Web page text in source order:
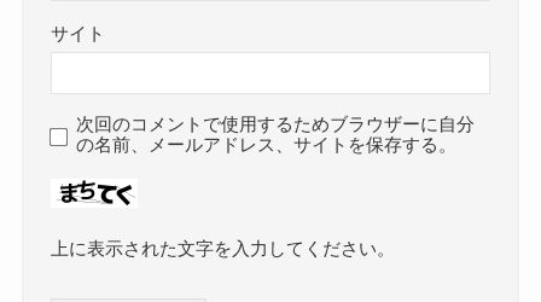
サイト
次回のコメントで使用するためブラウザーに自分
の名前、メールアドレス、サイトを保存する。
上に表示された文字を入力してください。